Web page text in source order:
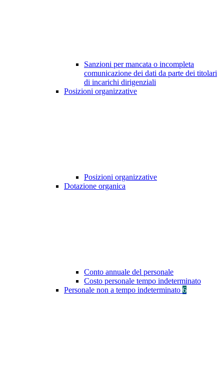
Sanzioni per mancata o incompleta
comunicazione dei dati da parte dei titolari
di incarichi dirigenziali
Posizioni organizzative
Posizioni organizzative
Dotazione organica
Conto annuale del personale
Costo personale tempo indeterminato
Personale non a tempo indeterminato 6